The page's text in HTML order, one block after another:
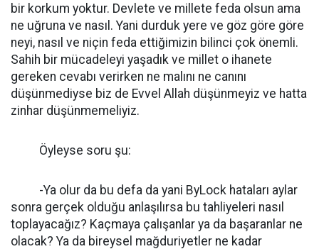
bir korkum yoktur. Devlete ve millete feda olsun ama
ne uğruna ve nasıl. Yani durduk yere ve göz göre göre
neyi, nasıl ve niçin feda ettiğimizin bilinci çok önemli.
Sahih bir mücadeleyi yaşadık ve millet o ihanete
gereken cevabı verirken ne malını ne canını
düşünmediyse biz de Evvel Allah düşünmeyiz ve hatta
zinhar düşünmemeliyiz.
Öyleyse soru şu:
-Ya olur da bu defa da yani ByLock hataları aylar
sonra gerçek olduğu anlaşılırsa bu tahliyeleri nasıl
toplayacağız? Kaçmaya çalışanlar ya da başaranlar ne
olacak? Ya da bireysel mağduriyetler ne kadar